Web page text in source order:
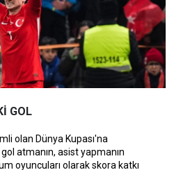
GOL
olan Dünya Kupası'na
atmanın, asist yapmanın
oyuncuları olarak skora katkı